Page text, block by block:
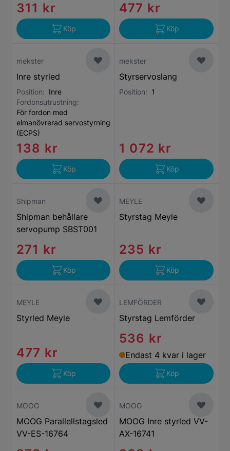
311 kr
Köp
477 kr
Köp
mekster
Inre styrled
Position: Inre
Fordonsutrustning:
För fordon med
elmanövrerad servostyrning
(ECPS)
138 kr
Köp
mekster
Styrservoslang
Position: 1
1 072 kr
Köp
Shipman
Shipman behållare
servopump SBST001
271 kr
Köp
MEYLE
Styrstag Meyle
235 kr
Köp
MEYLE
Styrled Meyle
477 kr
Köp
LEMFÖRDER
Styrstag Lemförder
536 kr
Endast 4 kvar i lager
Köp
MOOG
MOOG Parallellstagsled
VV-ES-16764
MOOG
MOOG Inre styrled VV-
AX-16741